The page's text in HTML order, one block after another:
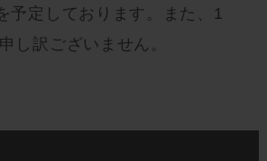
定しております。また、1
し訳ございません。